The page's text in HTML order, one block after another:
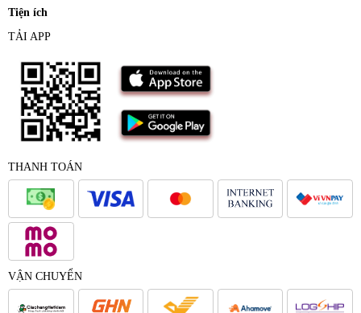
Tiện ích
TẢI APP
THANH TOÁN
VẬN CHUYỂN